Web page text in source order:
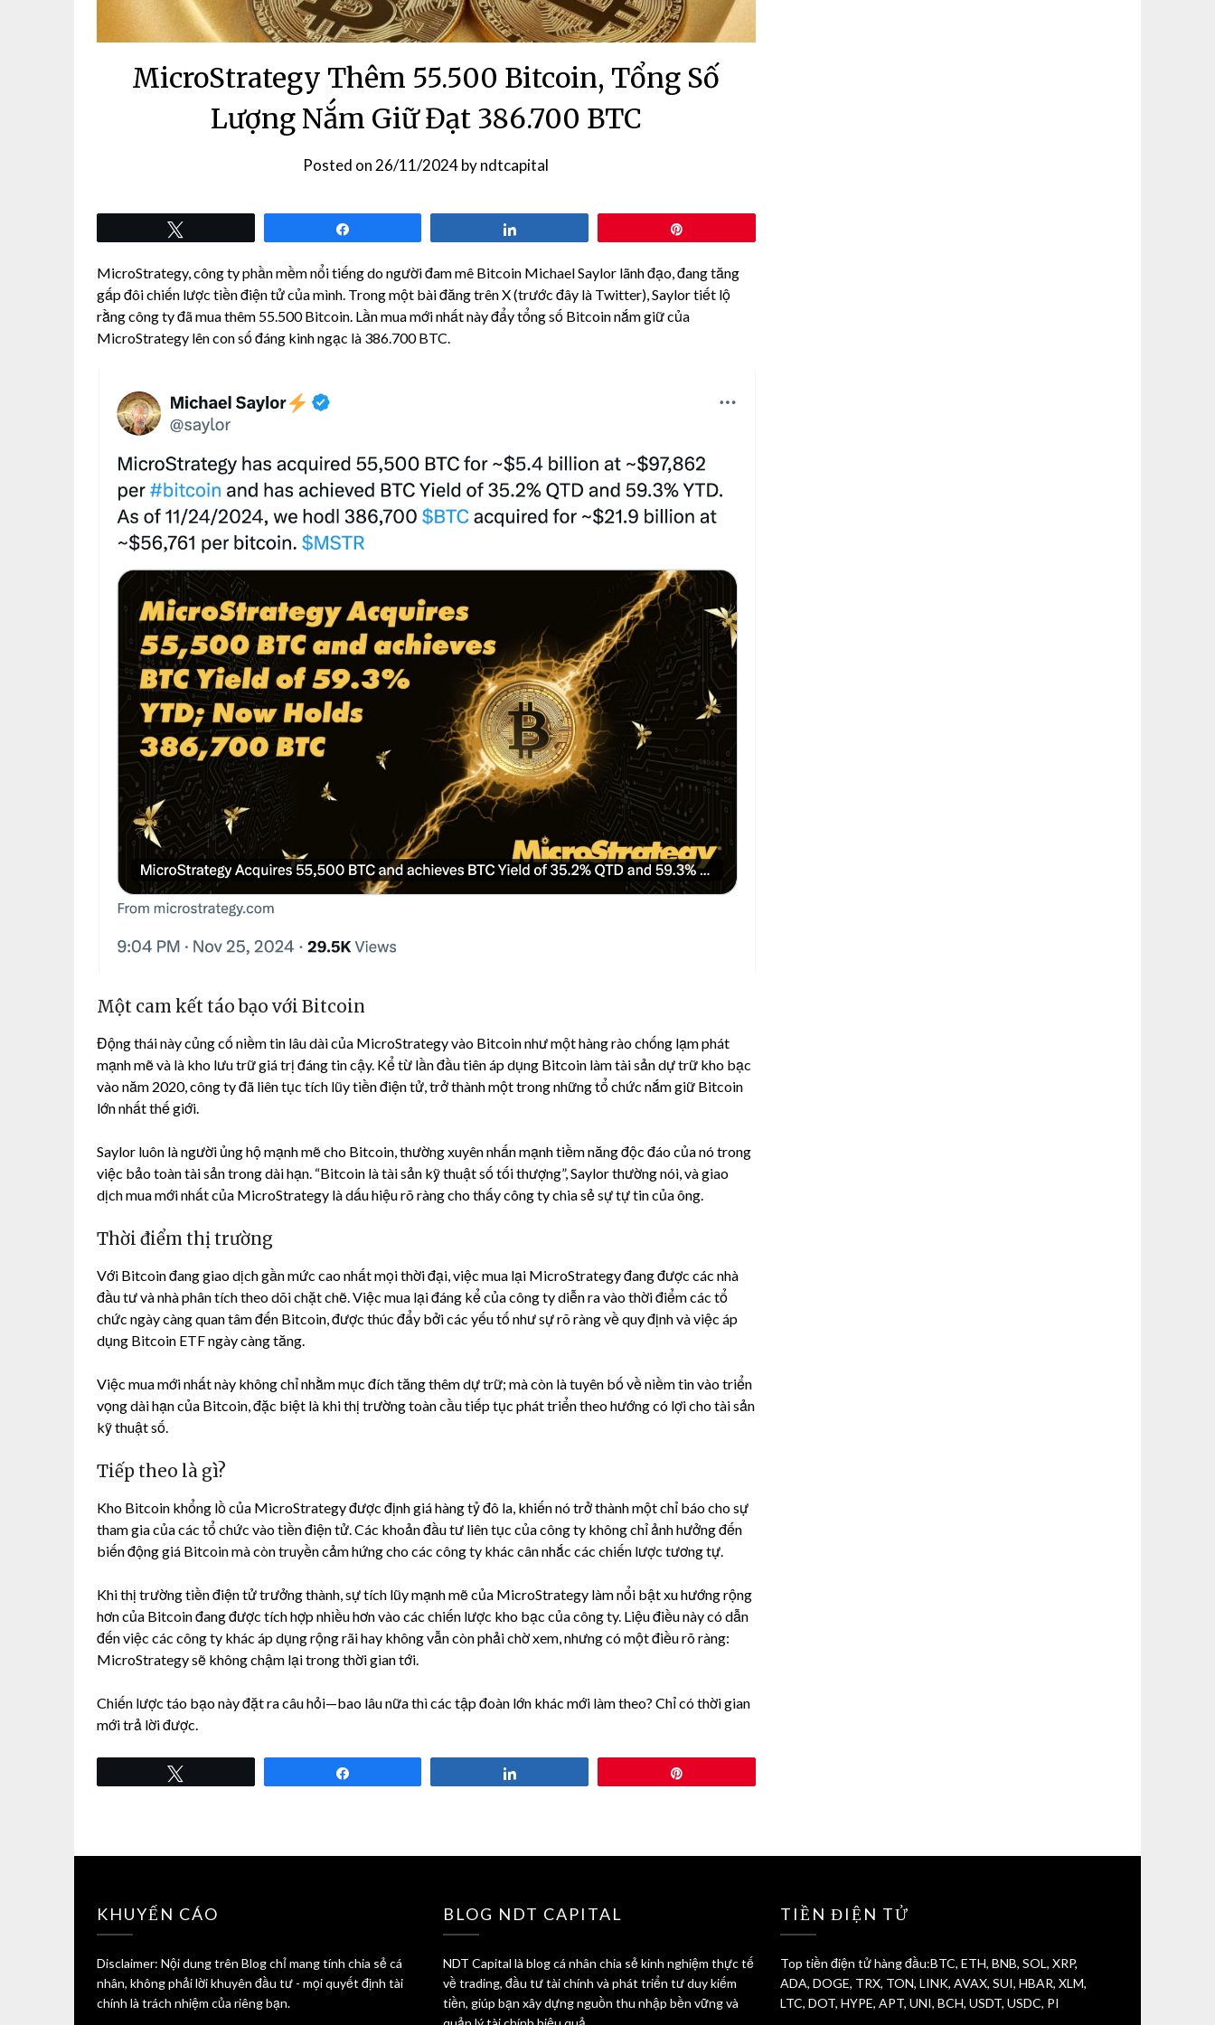
MicroStrategy Thêm 55.500 Bitcoin, Tổng Số
Lượng Nắm Giữ Đạt 386.700 BTC
Posted on 26/11/2024byndtcapital
MicroStrategy, công ty phần mềm nổi tiếng do người đam mê Bitcoin Michael Saylor lãnh đạo, đang tăng
gấp đôi chiến lược tiền điện tử của mình. Trong một bài đăng trên X (trước đây là Twitter), Saylor tiết lộ
rằng công ty đã mua thêm 55.500 Bitcoin. Lần mua mới nhất này đẩy tổng số Bitcoin nắm giữ của
MicroStrategy lên con số đáng kinh ngạc là 386.700 BTC.
Một cam kết táo bạo với Bitcoin
Động thái này củng cố niềm tin lâu dài của MicroStrategy vào Bitcoin như một hàng rào chống lạm phát
mạnh mẽ và là kho lưu trữ giá trị đáng tin cậy. Kể từ lần đầu tiên áp dụng Bitcoin làm tài sản dự trữ kho bạc
vào năm 2020, công ty đã liên tục tích lũy tiền điện tử, trở thành một trong những tổ chức nắm giữ Bitcoin
lớn nhất thế giới.
Saylor luôn là người ủng hộ mạnh mẽ cho Bitcoin, thường xuyên nhấn mạnh tiềm năng độc đáo của nó trong
việc bảo toàn tài sản trong dài hạn. “Bitcoin là tài sản kỹ thuật số tối thượng”, Saylor thường nói, và giao
dịch mua mới nhất của MicroStrategy là dấu hiệu rõ ràng cho thấy công ty chia sẻ sự tự tin của ông.
Thời điểm thị trường
Với Bitcoin đang giao dịch gần mức cao nhất mọi thời đại, việc mua lại MicroStrategy đang được các nhà
đầu tư và nhà phân tích theo dõi chặt chẽ. Việc mua lại đáng kể của công ty diễn ra vào thời điểm các tổ
chức ngày càng quan tâm đến Bitcoin, được thúc đẩy bởi các yếu tố như sự rõ ràng về quy định và việc áp
dụng Bitcoin ETF ngày càng tăng.
Việc mua mới nhất này không chỉ nhằm mục đích tăng thêm dự trữ; mà còn là tuyên bố về niềm tin vào triển
vọng dài hạn của Bitcoin, đặc biệt là khi thị trường toàn cầu tiếp tục phát triển theo hướng có lợi cho tài sản
kỹ thuật số.
Tiếp theo là gì?
Kho Bitcoin khổng lồ của MicroStrategy được định giá hàng tỷ đô la, khiến nó trở thành một chỉ báo cho sự
tham gia của các tổ chức vào tiền điện tử. Các khoản đầu tư liên tục của công ty không chỉ ảnh hưởng đến
biến động giá Bitcoin mà còn truyền cảm hứng cho các công ty khác cân nhắc các chiến lược tương tự.
Khi thị trường tiền điện tử trưởng thành, sự tích lũy mạnh mẽ của MicroStrategy làm nổi bật xu hướng rộng
hơn của Bitcoin đang được tích hợp nhiều hơn vào các chiến lược kho bạc của công ty. Liệu điều này có dẫn
đến việc các công ty khác áp dụng rộng rãi hay không vẫn còn phải chờ xem, nhưng có một điều rõ ràng:
MicroStrategy sẽ không chậm lại trong thời gian tới.
Chiến lược táo bạo này đặt ra câu hỏi—bao lâu nữa thì các tập đoàn lớn khác mới làm theo? Chỉ có thời gian
mới trả lời được.
KHUYẾN CÁO
Disclaimer: Nội dung trên Blog chỉ mang tính chia sẻ cá
nhân, không phải lời khuyên đầu tư - mọi quyết định tài
chính là trách nhiệm của riêng bạn.
BLOG NDT CAPITAL
NDT Capital là blog cá nhân chia sẻ kinh nghiệm thực tế
về trading, đầu tư tài chính và phát triển tư duy kiếm
tiền, giúp bạn xây dựng nguồn thu nhập bền vững và
TIỀN ĐIỆN TỬ
Top tiền điện tử hàng đầu:BTC, ETH, BNB, SOL, XRP,
ADA, DOGE, TRX, TON, LINK, AVAX, SUI, HBAR, XLM,
LTC, DOT, HYPE, APT, UNI, BCH, USDT, USDC, PI